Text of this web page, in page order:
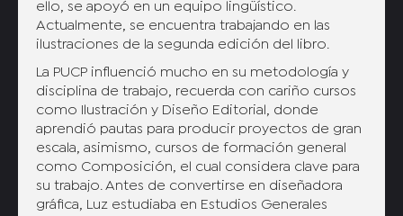
ello, se apoyó en un equipo lingüístico.
Actualmente, se encuentra trabajando en las
ilustraciones de la segunda edición del libro.
La PUCP influenció mucho en su metodología y
disciplina de trabajo, recuerda con cariño cursos
como Ilustración y Diseño Editorial, donde
aprendió pautas para producir proyectos de gran
escala, asimismo, cursos de formación general
como Composición, el cual considera clave para
su trabajo. Antes de convertirse en diseñadora
gráfica, Luz estudiaba en Estudios Generales